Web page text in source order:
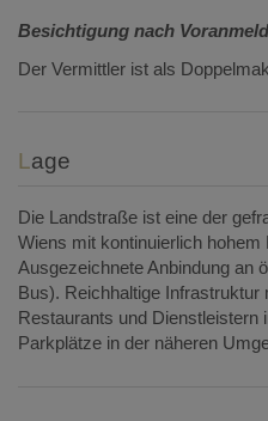
Besichtigung nach
Der Vermittler ist als
Lage
Die Landstraße ist eine der
Wiens mit kontinuierlich
Ausgezeichnete Anbindung an
Bus). Reichhaltige
Restaurants und Dienstleistern
Parkplätze in der näheren